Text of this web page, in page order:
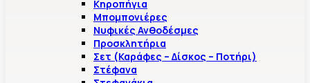
Κηροπήγια
Μπομπονιέρες
Νυφικές Ανθοδέσμες
Προσκλητήρια
Σετ (Καράφες – Δίσκος – Ποτήρι)
Στέφανα